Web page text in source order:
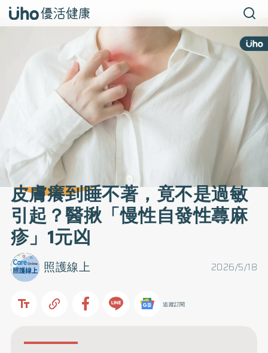
皮膚癢到睡不著，竟不是過敏
引起？醫揪「慢性自發性蕁麻
疹」1元凶
2026/5/18
照護線上
追蹤訂閱